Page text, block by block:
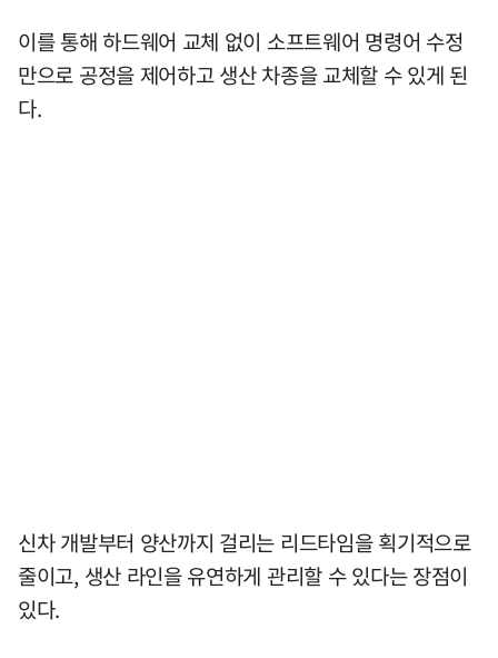
이를 통해 하드웨어 교체 없이 소프트웨어 명령어 수정
만으로 공정을 제어하고 생산 차종을 교체할 수 있게 된
다.
신차 개발부터 양산까지 걸리는 리드타임을 획기적으로
줄이고, 생산 라인을 유연하게 관리할 수 있다는 장점이
있다.